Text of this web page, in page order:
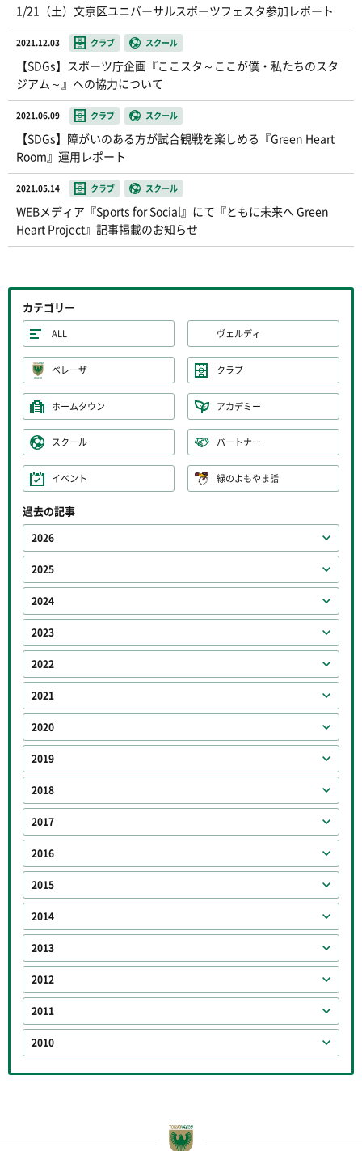
1/21（土）文京区ユニバーサルスポーツフェスタ参加レポート
2021.12.03 クラブ スクール
【SDGs】スポーツ庁企画『ここスタ～ここが僕・私たちのスタ
ジアム～』への協力について
2021.06.09 クラブ スクール
【SDGs】障がいのある方が試合観戦を楽しめる『Green Heart
Room』運用レポート
2021.05.14 クラブ スクール
WEBメディア『Sports for Social』にて『ともに未来へ Green
Heart Project』記事掲載のお知らせ
カテゴリー
ALL ヴェルディ
ベレーザ クラブ
ホームタウン アカデミー
スクール パートナー
イベント 緑のよもやま話
過去の記事
2026
2025
2024
2023
2022
2021
2020
2019
2018
2017
2016
2015
2014
2013
2012
2011
2010